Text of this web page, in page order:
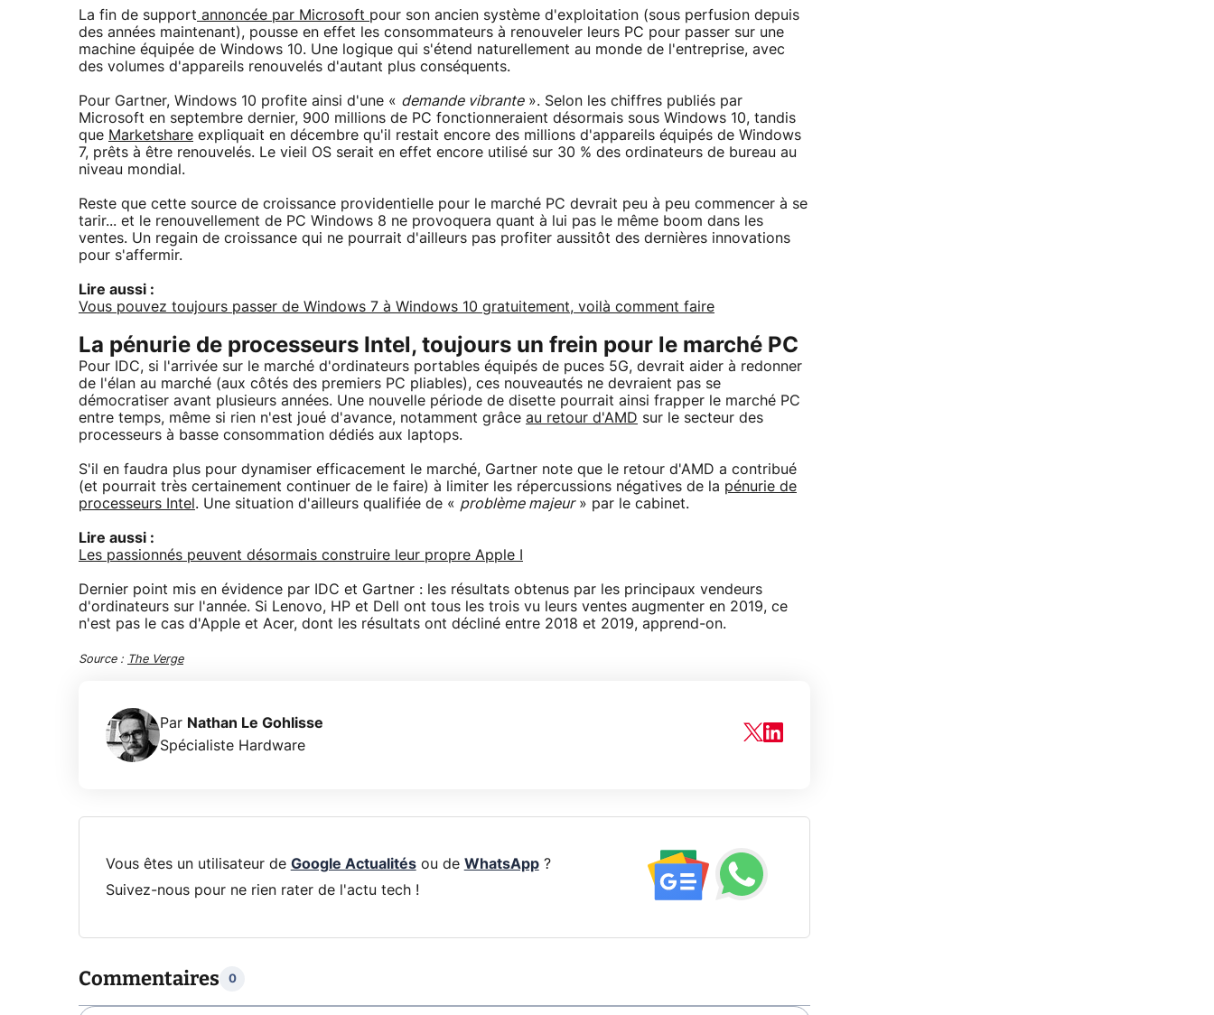
La fin de support annoncée par Microsoft pour son ancien système d'exploitation (sous perfusion depuis
des années maintenant), pousse en effet les consommateurs à renouveler leurs PC pour passer sur une
machine équipée de Windows 10. Une logique qui s'étend naturellement au monde de l'entreprise, avec
des volumes d'appareils renouvelés d'autant plus conséquents.
Pour Gartner, Windows 10 profite ainsi d'une « demande vibrante». Selon les chiffres publiés par
Microsoft en septembre dernier, 900 millions de PC fonctionneraient désormais sous Windows 10, tandis
que Marketshare expliquait en décembre qu'il restait encore des millions d'appareils équipés de Windows
7, prêts à être renouvelés. Le vieil OS serait en effet encore utilisé sur 30 % des ordinateurs de bureau au
niveau mondial.
Reste que cette source de croissance providentielle pour le marché PC devrait peu à peu commencer à se
tarir... et le renouvellement de PC Windows 8 ne provoquera quant à lui pas le même boom dans les
ventes. Un regain de croissance qui ne pourrait d'ailleurs pas profiter aussitôt des dernières innovations
pour s'affermir.
Lire aussi :
Vous pouvez toujours passer de Windows 7 à Windows 10 gratuitement, voilà comment faire
La pénurie de processeurs Intel, toujours un frein pour le marché PC
Pour IDC, si l'arrivée sur le marché d'ordinateurs portables équipés de puces 5G, devrait aider à redonner
de l'élan au marché (aux côtés des premiers PC pliables), ces nouveautés ne devraient pas se
démocratiser avant plusieurs années. Une nouvelle période de disette pourrait ainsi frapper le marché PC
entre temps, même si rien n'est joué d'avance, notamment grâce au retour d'AMD sur le secteur des
processeurs à basse consommation dédiés aux laptops.
S'il en faudra plus pour dynamiser efficacement le marché, Gartner note que le retour d'AMD a contribué
(et pourrait très certainement continuer de le faire) à limiter les répercussions négatives de la pénurie de
processeurs Intel . Une situation d'ailleurs qualifiée de « problème majeur» par le cabinet.
Lire aussi :
Les passionnés peuvent désormais construire leur propre Apple I
Dernier point mis en évidence par IDC et Gartner : les résultats obtenus par les principaux vendeurs
d'ordinateurs sur l'année. Si Lenovo, HP et Dell ont tous les trois vu leurs ventes augmenter en 2019, ce
n'est pas le cas d'Apple et Acer, dont les résultats ont décliné entre 2018 et 2019, apprend-on.
Source : The Verge
Par Nathan Le Gohlisse
Spécialiste Hardware
Vous êtes un utilisateur de Google Actualitésou de WhatsApp?
Suivez-nous pour ne rien rater de l'actu tech !
Commentaires 0